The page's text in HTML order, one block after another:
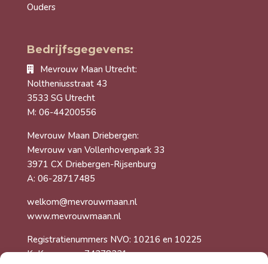
Ouders
Bedrijfsgegevens:
Mevrouw Maan Utrecht:
Noltheniusstraat 43
3533 SG Utrecht
M: 06-44200556
Mevrouw Maan Driebergen:
Mevrouw van Vollenhovenpark 33
3971 CX Driebergen-Rijsenburg
A: 06-28717485
welkom@mevrouwmaan.nl
www.mevrouwmaan.nl
Registratienummers NVO: 10216 en 10225
KvK-nummer: 74278231